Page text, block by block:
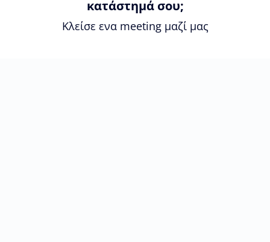
κατάστημά σου;
Κλείσε ενα meeting μαζί μας